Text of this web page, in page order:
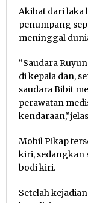
Akibat dari laka
penumpang
meninggal
“Saudara
di kepala dan,
saudara Bibit
perawatan
Mobil Pikap
kiri, sedangkan
bodi kiri.
Setelah